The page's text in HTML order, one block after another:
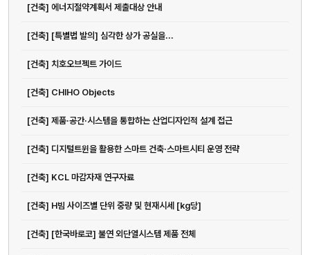
[건축] 에너지절약계획서 제출대상 안내
[건축] [특별법 발의] 심각한 상가 공실을...
[건축] 치호오브젝트 가이드
[건축] CHIHO Objects
[건축] 제품·공간·시스템을 통합하는 산업디자인적 설계 접근
[건축] 디지털트윈을 활용한 스마트 건축·스마트시티 운영 전략
[건축] KCL 마감자재 연구자료
[건축] H빔 사이즈별 단위 중량 및 현재시세 [kg당]
[건축] [한국바로코] 불연 외단열시스템 제품 전체